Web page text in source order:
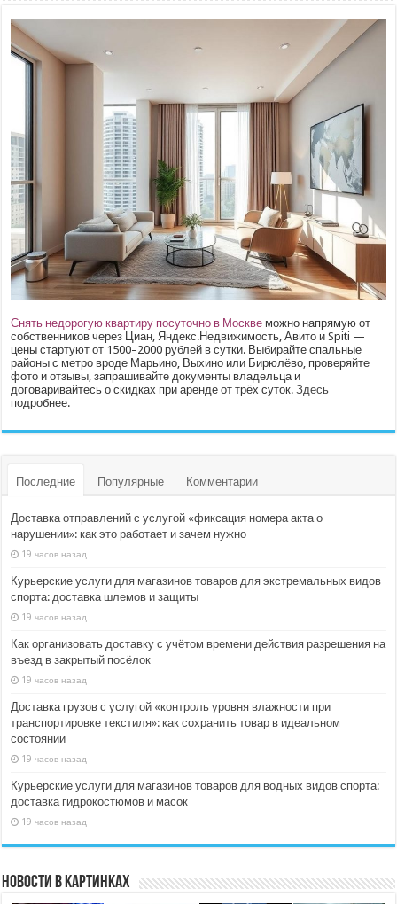
Снять недорогую квартиру посуточно в Москве можно напрямую от
собственников через Циан, Яндекс.Недвижимость, Авито и Spiti —
цены стартуют от 1500–2000 рублей в сутки. Выбирайте спальные
районы с метро вроде Марьино, Выхино или Бирюлёво, проверяйте
фото и отзывы, запрашивайте документы владельца и
договаривайтесь о скидках при аренде от трёх суток.Здесь
подробнее.
Последние Популярные Комментарии
Доставка отправлений с услугой «фиксация номера акта о
нарушении»: как это работает и зачем нужно
19 часов назад
Курьерские услуги для магазинов товаров для экстремальных видов
спорта: доставка шлемов и защиты
19 часов назад
Как организовать доставку с учётом времени действия разрешения на
въезд в закрытый посёлок
19 часов назад
Доставка грузов с услугой «контроль уровня влажности при
транспортировке текстиля»: как сохранить товар в идеальном
состоянии
19 часов назад
Курьерские услуги для магазинов товаров для водных видов спорта:
доставка гидрокостюмов и масок
19 часов назад
Новости в картинках